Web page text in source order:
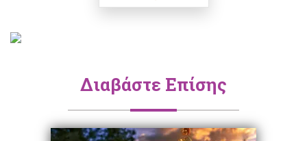
Διαβάστε Επίσης